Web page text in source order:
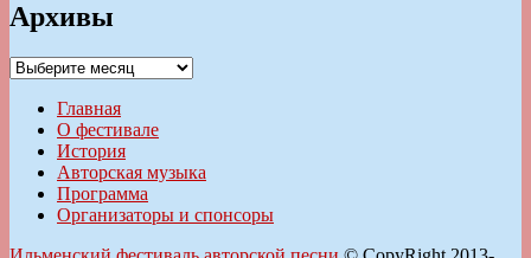
Архивы
Архивы
Главная
О фестивале
История
Авторская музыка
Программа
Организаторы и спонсоры